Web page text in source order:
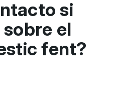
si
el
fent?